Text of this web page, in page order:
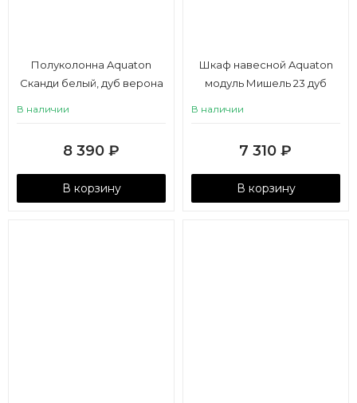
Полуколонна Aquaton
Сканди белый, дуб верона
В наличии
8 390 ₽
В корзину
Шкаф навесной Aquaton
модуль Мишель 23 дуб
В наличии
7 310 ₽
В корзину